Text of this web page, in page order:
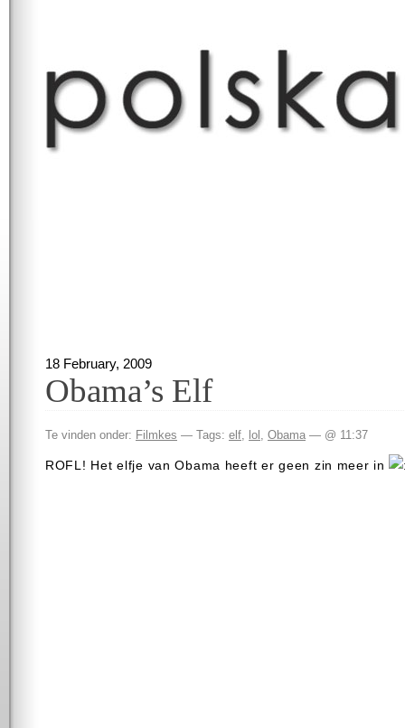
18 February, 2009
Obama’s Elf
Te vinden onder: Filmkes — Tags: elf lol Obama — @ 11:37
ROFL! Het elfje van Obama heeft er geen zin meer in